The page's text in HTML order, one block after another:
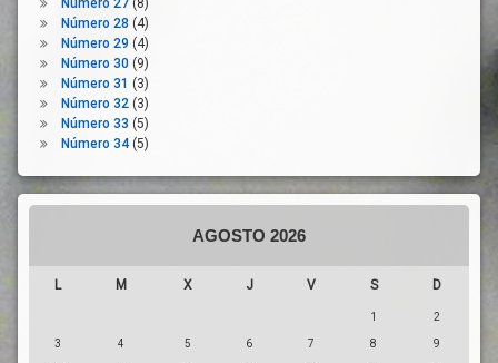
Industria
Agroalimentaria
Innovación
Jóvenes
Medio
Ambiente
Mayorista
Productivo
Naciones
Número 27(8)
Número 28 (4)
Número 29 (4)
Número 30(9)
Número 31 (3)
Número 32(3)
Número 33 (5)
Número 34(5)
AGOSTO 2026
L M X J V S D
1 2
3 4 5 6 7 8 9